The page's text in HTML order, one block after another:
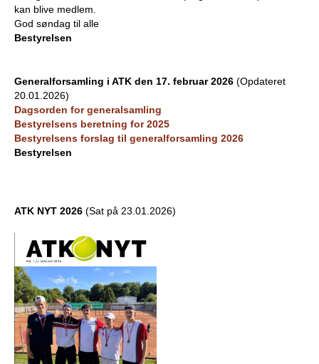
kan blive medlem.
God søndag til alle
Bestyrelsen
Generalforsamling i ATK den 17. februar 2026 (Opdateret
20.01.2026)
Dagsorden for generalsamling
Bestyrelsens beretning for 2025
Bestyrelsens forslag til generalforsamling 2026
Bestyrelsen
ATK NYT 2026 (Sat på 23.01.2026)